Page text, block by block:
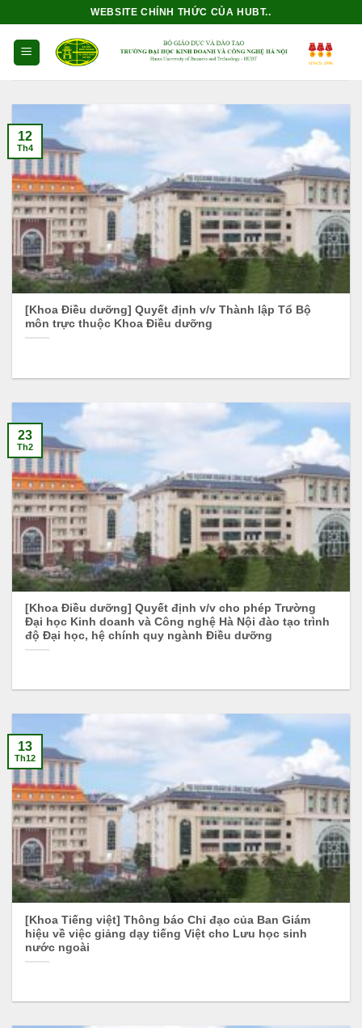
dung
WEBSITE CHÍNH THỨC CỦA HUBT..
[Khoa Điều dưỡng] Quyết định v/v Thành lập Tổ Bộ
môn trực thuộc Khoa Điều dưỡng
12
Th4
[Khoa Điều dưỡng] Quyết định v/v cho phép Trường
Đại học Kinh doanh và Công nghệ Hà Nội đào tạo trình
độ Đại học, hệ chính quy ngành Điều dưỡng
23
Th2
[Khoa Tiếng việt] Thông báo Chỉ đạo của Ban Giám
hiệu về việc giảng dạy tiếng Việt cho Lưu học sinh
nước ngoài
13
Th12